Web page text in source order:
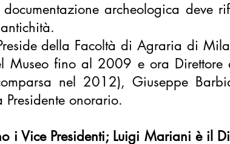
archeologica deve
della Facoltà di Agraria di
fino al 2009 e ora Direttore
nel 2012), Giuseppe
onorario.
i Vice Presidenti; Luigi Mariani è il